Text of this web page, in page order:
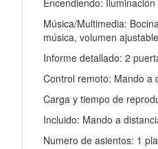
Música/Multimedia:
música, volumen
Informe detallado: 2
Control remoto: Mando a
Carga y tiempo de
Incluido: Mando a
Numero de asientos: 1